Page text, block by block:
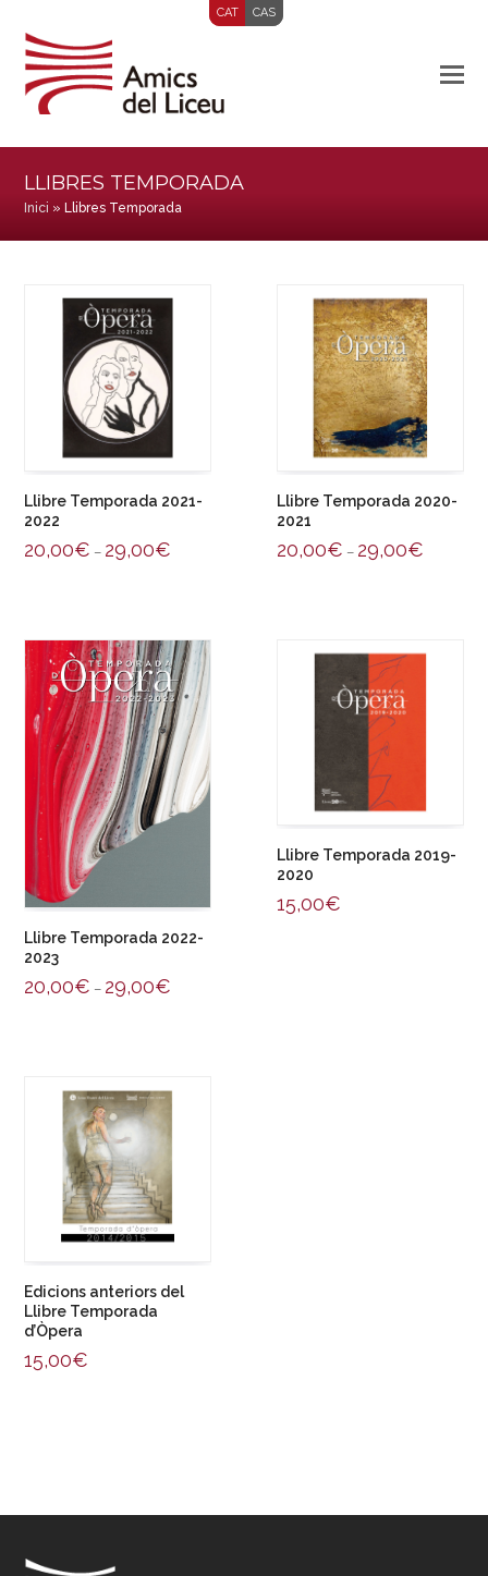
CAT CAS
LLIBRES TEMPORADA
Inici » Llibres Temporada
Llibre Temporada 2021-
2022
20,00€ – 29,00€
Llibre Temporada 2020-
2021
20,00€ – 29,00€
Llibre Temporada 2022-
2023
20,00€ – 29,00€
Llibre Temporada 2019-
2020
15,00€
Edicions anteriors del
Llibre Temporada
d’Òpera
15,00€